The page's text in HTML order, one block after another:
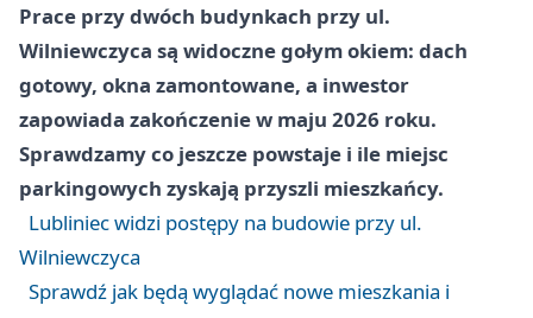
Prace przy dwóch budynkach przy ul.
Wilniewczyca są widoczne gołym okiem: dach
gotowy, okna zamontowane, a inwestor
zapowiada zakończenie w maju 2026 roku.
Sprawdzamy co jeszcze powstaje i ile miejsc
parkingowych zyskają przyszli mieszkańcy.
Lubliniec widzi postępy na budowie przy ul.
Wilniewczyca
Sprawdź jak będą wyglądać nowe mieszkania i